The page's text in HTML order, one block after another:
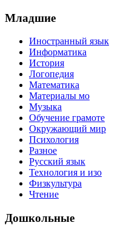
Младшие
Иностранный язык
Информатика
История
Логопедия
Математика
Материалы мо
Музыка
Обучение грамоте
Окружающий мир
Психология
Разное
Русский язык
Технология и изо
Физкультура
Чтение
Дошкольные